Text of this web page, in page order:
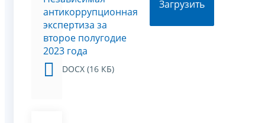
антикоррупционная
экспертиза за
второе полугодие
2023 года
DOCX (16 КБ)
Загрузить